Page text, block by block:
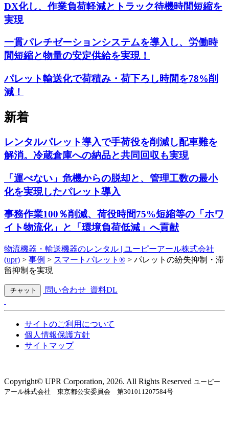
DX化し、作業負荷軽減とトラック待機時間短縮を
実現
一貫パレチゼーションシステムを導入し、労働時
間短縮と物量の安定供給を実現！
パレット輸送化で荷積み・荷下ろし時間を78%削
減！
新着
レンタルパレット導入で手荷役を削減し配車難を
解消。冷蔵倉庫への納品と共同回収も実現
「運べない」危機からの脱却と、管理工数の最小
化を実現したパレット導入
事務作業100％削減、荷役時間75%短縮等の「ホワ
イト物流化」と「環境負荷低減」へ貢献
物流機器・輸送機器のレンタル | ユーピーアール株式会社
(upr) > 事例 > スマートパレット® > パレットの紛失抑制・滞
留抑制を実現
チャット 問い合わせ 資料DL
サイトのご利用について
個人情報保護方針
サイトマップ
Copyright©︎ UPR Corporation, 2026. All Rights Reserved ユーピー
アール株式会社 東京都公安委員会 第301011207584号